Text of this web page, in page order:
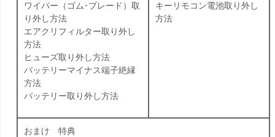
ワイパー（ゴム･ブレード）取
り外し方法
エアクリフィルター取り外し
方法
ヒューズ取り外し方法
バッテリーマイナス端子絶縁
方法
バッテリー取り外し方法
キーリモコン電池取り外し
方法
おまけ 特典